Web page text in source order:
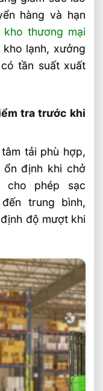
Xe Nâng Điện
Điện Theo Môi
Điện Theo
Hợp Theo Từng
Theo Chiều
1.8 Tấn Lựa
hàng và hạn
kho thương mại
lạnh, xưởng
tần suất xuất
tra trước khi
tải phù hợp,
ổn định khi chở
cho phép sạc
trung bình,
độ mượt khi